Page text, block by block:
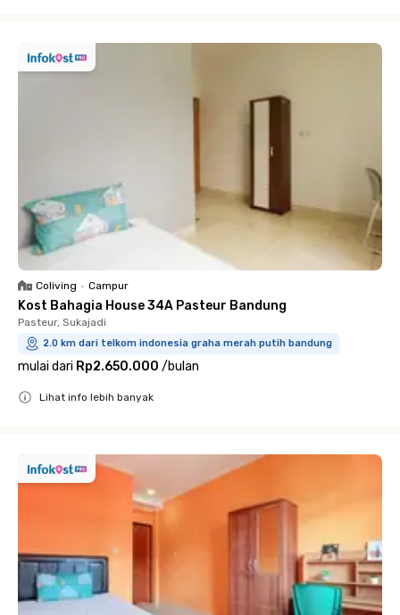
Coliving • Campur
Kost Bahagia House 34A Pasteur Bandung
Pasteur, Sukajadi
2.0 km dari telkom indonesia graha merah putih bandung
mulai dari Rp2.650.000 /bulan
Lihat info lebih banyak